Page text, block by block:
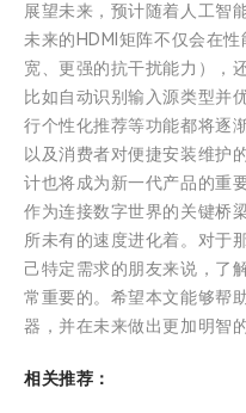
展望未来，预计随着人工智
未来的HDMI矩阵不仅会在
宽、更强的抗干扰能力）
比如自动识别输入源类型并
行个性化推荐等功能都将逐
以及消费者对便捷安装维护
计也将成为新一代产品的重
作为连接数字世界的关键桥
所未有的速度进化着。对于
己特定需求的朋友来说，了
常重要的。希望本文能够帮
器，并在未来做出更加明智
相关推荐：